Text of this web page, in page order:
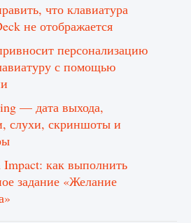
Крист в
1 393 0 0
из степей Тамура в
что клавиатура
не отображается
персонализацию
с помощью
— дата выхода,
слухи, скриншоты и
Impact: как выполнить
задание «Желание